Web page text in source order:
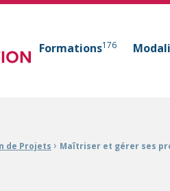
formation continue à Mulhouse
Formations176
de Projets › Maîtriser et gérer ses